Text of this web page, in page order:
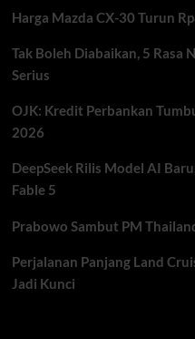
Harga Mazda CX-30 Turun
Tak Boleh Diabaikan, 5 Rasa
Serius
OJK: Kredit Perbankan
2026
DeepSeek Rilis Model AI
Fable 5
Prabowo Sambut PM
Perjalanan Panjang Land
Jadi Kunci